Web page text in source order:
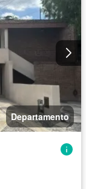
Departamento